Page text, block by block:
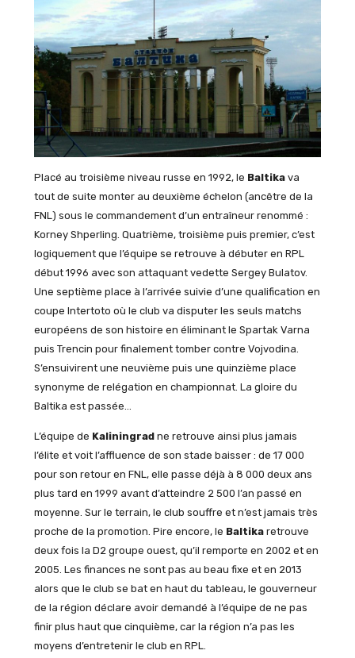
Placé au troisième niveau russe en 1992, le Baltikava
tout de suite monter au deuxième échelon (ancêtre de la
FNL) sous le commandement d’un entraîneur renommé :
Korney Shperling. Quatrième, troisième puis premier, c’est
logiquement que l’équipe se retrouve à débuter en RPL
début 1996 avec son attaquant vedette Sergey Bulatov.
Une septième place à l’arrivée suivie d’une qualification en
coupe Intertoto où le club va disputer les seuls matchs
européens de son histoire en éliminant le Spartak Varna
puis Trencin pour finalement tomber contre Vojvodina.
S’ensuivirent une neuvième puis une quinzième place
synonyme de relégation en championnat. La gloire du
Baltika est passée…
L’équipe de Kaliningradne retrouve ainsi plus jamais
l’élite et voit l’affluence de son stade baisser : de 17 000
pour son retour en FNL, elle passe déjà à 8 000 deux ans
plus tard en 1999 avant d’atteindre 2 500 l’an passé en
moyenne. Sur le terrain, le club souffre et n’est jamais très
proche de la promotion. Pire encore, le Baltikaretrouve
deux fois la D2 groupe ouest, qu’il remporte en 2002 et en
2005. Les finances ne sont pas au beau fixe et en 2013
alors que le club se bat en haut du tableau, le gouverneur
de la région déclare avoir demandé à l’équipe de ne pas
finir plus haut que cinquième, car la région n’a pas les
moyens d’entretenir le club en RPL.